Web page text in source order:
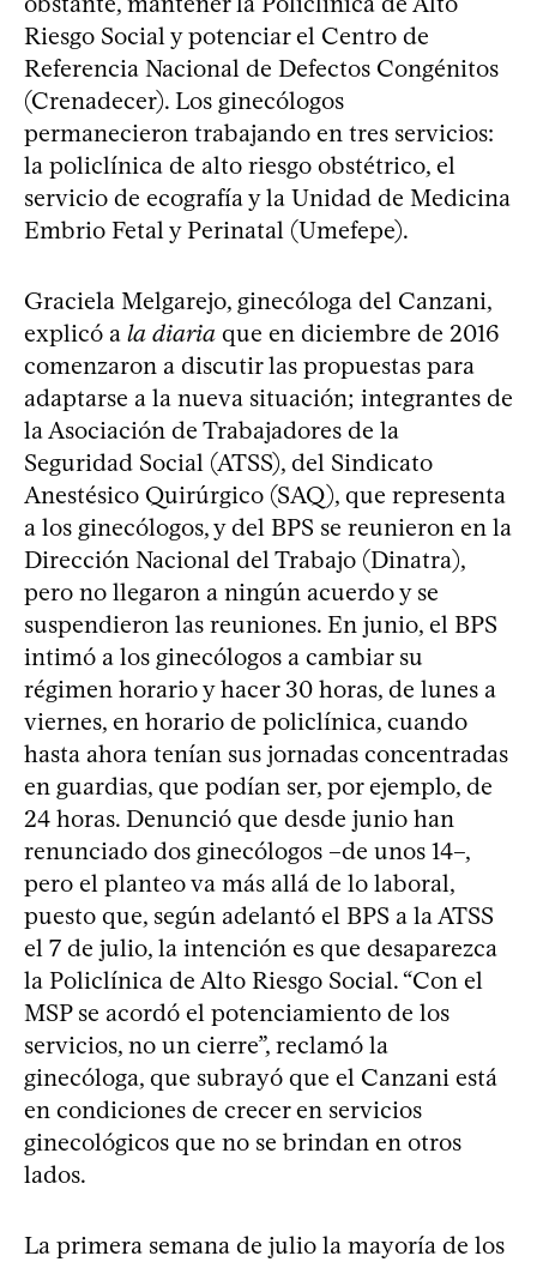
Riesgo Social y potenciar el Centro de
Referencia Nacional de Defectos Congénitos
(Crenadecer). Los ginecólogos
permanecieron trabajando en tres servicios:
la policlínica de alto riesgo obstétrico, el
servicio de ecografía y la Unidad de Medicina
Embrio Fetal y Perinatal (Umefepe).
Graciela Melgarejo, ginecóloga del Canzani,
explicó a la diaria que en diciembre de 2016
comenzaron a discutir las propuestas para
adaptarse a la nueva situación; integrantes de
la Asociación de Trabajadores de la
Seguridad Social (ATSS), del Sindicato
Anestésico Quirúrgico (SAQ), que representa
a los ginecólogos, y del BPS se reunieron en la
Dirección Nacional del Trabajo (Dinatra),
pero no llegaron a ningún acuerdo y se
suspendieron las reuniones. En junio, el BPS
intimó a los ginecólogos a cambiar su
régimen horario y hacer 30 horas, de lunes a
viernes, en horario de policlínica, cuando
hasta ahora tenían sus jornadas concentradas
en guardias, que podían ser, por ejemplo, de
24 horas. Denunció que desde junio han
renunciado dos ginecólogos –de unos 14–,
pero el planteo va más allá de lo laboral,
puesto que, según adelantó el BPS a la ATSS
el 7 de julio, la intención es que desaparezca
la Policlínica de Alto Riesgo Social. “Con el
MSP se acordó el potenciamiento de los
servicios, no un cierre”, reclamó la
ginecóloga, que subrayó que el Canzani está
en condiciones de crecer en servicios
ginecológicos que no se brindan en otros
lados.
La primera semana de julio la mayoría de los